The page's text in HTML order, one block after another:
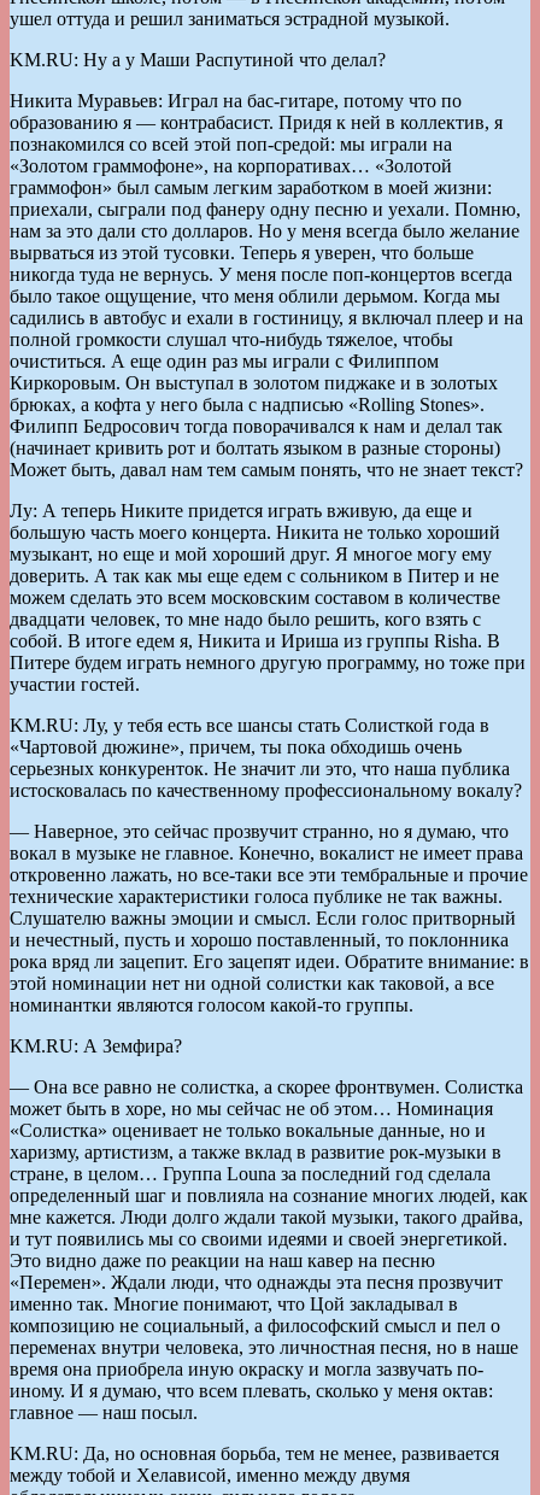
ушел оттуда и решил заниматься эстрадной музыкой.
KM.RU: Ну а у Маши Распутиной что делал?
Никита Муравьев: Играл на бас-гитаре, потому что по
образованию я — контрабасист. Придя к ней в коллектив, я
познакомился со всей этой поп-средой: мы играли на
«Золотом граммофоне», на корпоративах… «Золотой
граммофон» был самым легким заработком в моей жизни:
приехали, сыграли под фанеру одну песню и уехали. Помню,
нам за это дали сто долларов. Но у меня всегда было желание
вырваться из этой тусовки. Теперь я уверен, что больше
никогда туда не вернусь. У меня после поп-концертов всегда
было такое ощущение, что меня облили дерьмом. Когда мы
садились в автобус и ехали в гостиницу, я включал плеер и на
полной громкости слушал что-нибудь тяжелое, чтобы
очиститься. А еще один раз мы играли с Филиппом
Киркоровым. Он выступал в золотом пиджаке и в золотых
брюках, а кофта у него была с надписью «Rolling Stones».
Филипп Бедросович тогда поворачивался к нам и делал так
(начинает кривить рот и болтать языком в разные стороны)
Может быть, давал нам тем самым понять, что не знает текст?
Лу: А теперь Никите придется играть вживую, да еще и
большую часть моего концерта. Никита не только хороший
музыкант, но еще и мой хороший друг. Я многое могу ему
доверить. А так как мы еще едем с сольником в Питер и не
можем сделать это всем московским составом в количестве
двадцати человек, то мне надо было решить, кого взять с
собой. В итоге едем я, Никита и Ириша из группы Risha. В
Питере будем играть немного другую программу, но тоже при
участии гостей.
KM.RU: Лу, у тебя есть все шансы стать Солисткой года в
«Чартовой дюжине», причем, ты пока обходишь очень
серьезных конкуренток. Не значит ли это, что наша публика
истосковалась по качественному профессиональному вокалу?
— Наверное, это сейчас прозвучит странно, но я думаю, что
вокал в музыке не главное. Конечно, вокалист не имеет права
откровенно лажать, но все-таки все эти тембральные и прочие
технические характеристики голоса публике не так важны.
Слушателю важны эмоции и смысл. Если голос притворный
и нечестный, пусть и хорошо поставленный, то поклонника
рока вряд ли зацепит. Его зацепят идеи. Обратите внимание: в
этой номинации нет ни одной солистки как таковой, а все
номинантки являются голосом какой-то группы.
KM.RU: А Земфира?
— Она все равно не солистка, а скорее фронтвумен. Солистка
может быть в хоре, но мы сейчас не об этом… Номинация
«Солистка» оценивает не только вокальные данные, но и
харизму, артистизм, а также вклад в развитие рок-музыки в
стране, в целом… Группа Louna за последний год сделала
определенный шаг и повлияла на сознание многих людей, как
мне кажется. Люди долго ждали такой музыки, такого драйва,
и тут появились мы со своими идеями и своей энергетикой.
Это видно даже по реакции на наш кавер на песню
«Перемен». Ждали люди, что однажды эта песня прозвучит
именно так. Многие понимают, что Цой закладывал в
композицию не социальный, а философский смысл и пел о
переменах внутри человека, это личностная песня, но в наше
время она приобрела иную окраску и могла зазвучать по-
иному. И я думаю, что всем плевать, сколько у меня октав:
главное — наш посыл.
KM.RU: Да, но основная борьба, тем не менее, развивается
между тобой и Хелависой, именно между двумя